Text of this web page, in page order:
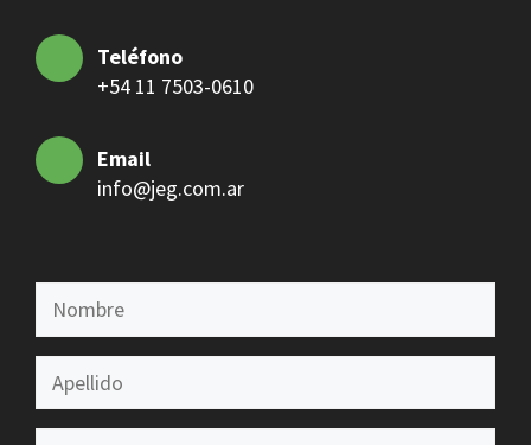
Teléfono
+54 11 7503-0610
Email
info@jeg.com.ar